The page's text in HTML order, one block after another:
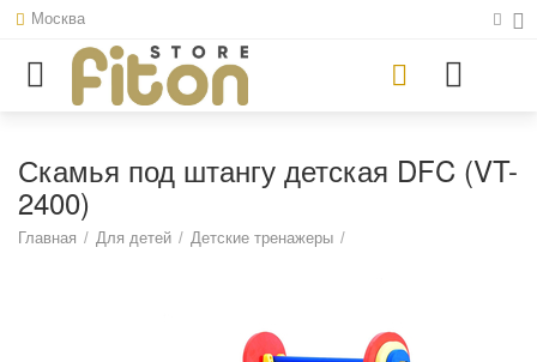
Москва
Скамья под штангу детская DFC (VT-
2400)
Главная / Для детей / Детские тренажеры /